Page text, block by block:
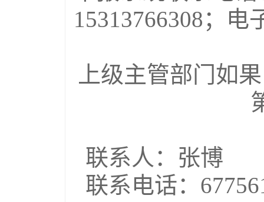
15313766308；电
上级主管部门如
联系人：张博
联系电话：